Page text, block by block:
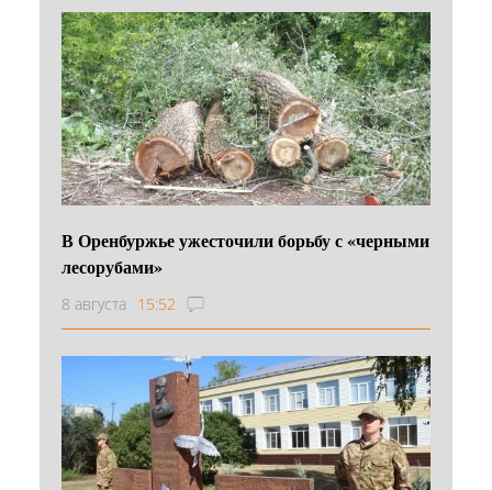
В Оренбуржье ужесточили борьбу с «черными
лесорубами»
8 августа 15:52